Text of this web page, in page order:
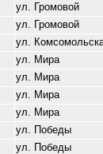
ул. Громовой
ул. Громовой
ул.
ул. Мира
ул. Мира
ул. Мира
ул. Мира
ул. Победы
ул. Победы